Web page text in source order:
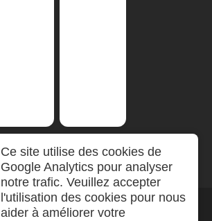
Ce site utilise des cookies de
Google Analytics pour analyser
notre trafic. Veuillez accepter
l'utilisation des cookies pour nous
aider à améliorer votre